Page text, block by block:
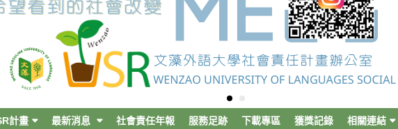
計畫 最新消息 社會責任年報 服務足跡 下載專區 獲獎記錄 相關連結